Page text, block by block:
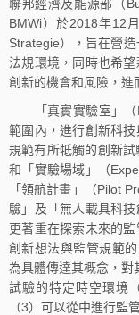
聯邦經濟及能源部（
BMWi）於2018年12
Strategie），旨在營
法規環境，同時也希
創新的機會和風險，進
「真實實驗室」（
範圍內，進行創新科
規範有所牴觸的創新試
和「實驗場域」（
「領航計畫」（Pilot
驗」及「無人載具科
更著重在探索未來的
創新想法與監管規範
為具體傳達其概念，對
試驗的特定時空環境
（3）可以從中進行監